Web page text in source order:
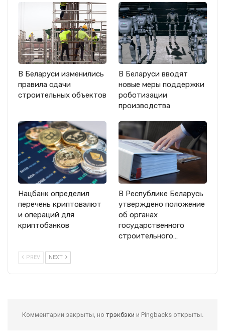
В Беларуси изменились
правила сдачи
строительных объектов
В Беларуси вводят
новые меры поддержки
роботизации
производства
Нацбанк определил
перечень криптовалют
и операций для
криптобанков
В Республике Беларусь
утверждено положение
об органах
государственного
строительного…
PREV NEXT
Комментарии закрыты, но трэкбэки и Pingbacks открыты.